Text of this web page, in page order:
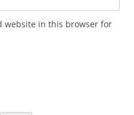
website in this browser for